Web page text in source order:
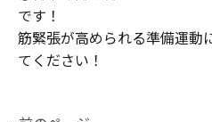
です！
筋緊張が高められる準備運動
てください！